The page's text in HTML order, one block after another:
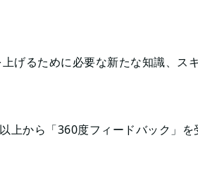
げるために必要な新たな知識、ス
上から「360度フィードバック」を